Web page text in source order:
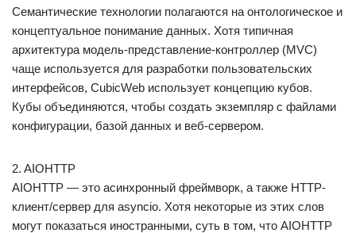
Семантические технологии полагаются на онтологическое и
концептуальное понимание данных. Хотя типичная
архитектура модель-представление-контроллер (MVC)
чаще используется для разработки пользовательских
интерфейсов, CubicWeb использует концепцию кубов.
Кубы объединяются, чтобы создать экземпляр с файлами
конфигурации, базой данных и веб-сервером.
2. AIOHTTP
AIOHTTP — это асинхронный фреймворк, а также HTTP-
клиент/сервер для asyncio. Хотя некоторые из этих слов
могут показаться иностранными, суть в том, что AIOHTTP